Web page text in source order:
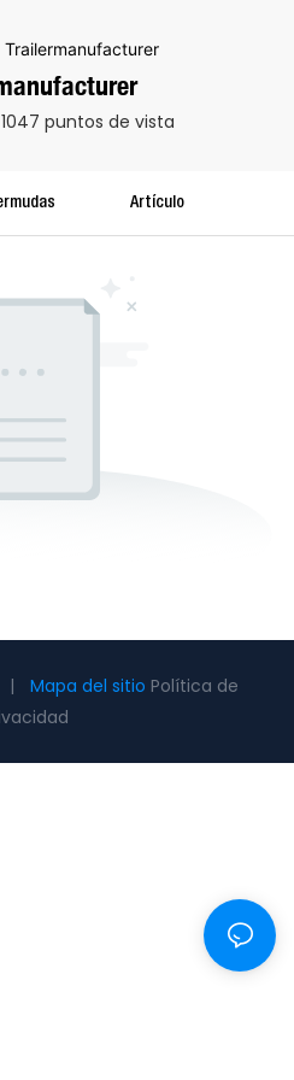
Trailermanufacturer
1047 puntos de vista
Artículo
| Mapa del sitio Política de